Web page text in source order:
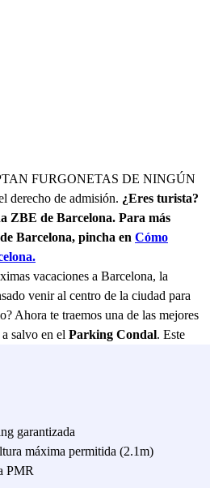
FURGONETAS DE NINGÚN
derecho de admisión. ¿Eres turista?
ZBE de Barcelona. Para más
Barcelona, pincha en Cómo
vacaciones a Barcelona, la
venir al centro de la ciudad para
Ahora te traemos una de las mejores
salvo en el Parking Condal. Este
destacan la Pedrera- Casa Milà a
está el Passeig de Gracia, la
Catalunya por lo que no necesitarás
En dirección contraria, se
garantizada
máxima permitida (2.1m)
PMR